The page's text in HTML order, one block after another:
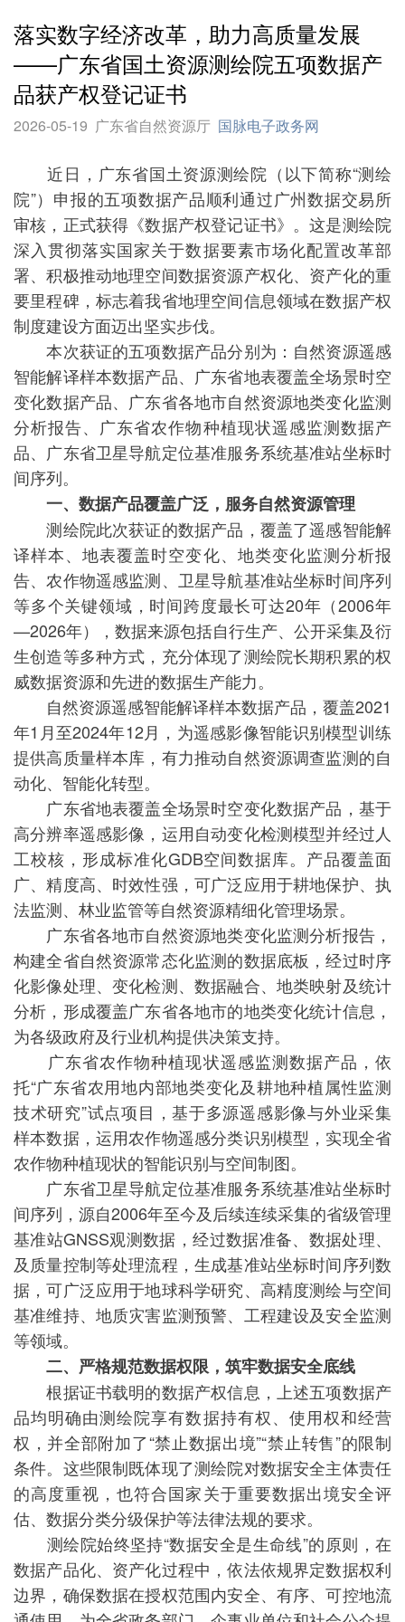
落实数字经济改革，助力高质量发展
——广东省国土资源测绘院五项数据产
品获产权登记证书
2026-05-19 广东省自然资源厅 国脉电子政务网
近日，广东省国土资源测绘院（以下简称“测绘
院”）申报的五项数据产品顺利通过广州数据交易所
审核，正式获得《数据产权登记证书》。这是测绘院
深入贯彻落实国家关于数据要素市场化配置改革部
署、积极推动地理空间数据资源产权化、资产化的重
要里程碑，标志着我省地理空间信息领域在数据产权
制度建设方面迈出坚实步伐。
本次获证的五项数据产品分别为：自然资源遥感
智能解译样本数据产品、广东省地表覆盖全场景时空
变化数据产品、广东省各地市自然资源地类变化监测
分析报告、广东省农作物种植现状遥感监测数据产
品、广东省卫星导航定位基准服务系统基准站坐标时
间序列。
一、数据产品覆盖广泛，服务自然资源管理
测绘院此次获证的数据产品，覆盖了遥感智能解
译样本、地表覆盖时空变化、地类变化监测分析报
告、农作物遥感监测、卫星导航基准站坐标时间序列
等多个关键领域，时间跨度最长可达20年（2006年
—2026年），数据来源包括自行生产、公开采集及衍
生创造等多种方式，充分体现了测绘院长期积累的权
威数据资源和先进的数据生产能力。
自然资源遥感智能解译样本数据产品，覆盖2021
年1月至2024年12月，为遥感影像智能识别模型训练
提供高质量样本库，有力推动自然资源调查监测的自
动化、智能化转型。
广东省地表覆盖全场景时空变化数据产品，基于
高分辨率遥感影像，运用自动变化检测模型并经过人
工校核，形成标准化GDB空间数据库。产品覆盖面
广、精度高、时效性强，可广泛应用于耕地保护、执
法监测、林业监管等自然资源精细化管理场景。
广东省各地市自然资源地类变化监测分析报告，
构建全省自然资源常态化监测的数据底板，经过时序
化影像处理、变化检测、数据融合、地类映射及统计
分析，形成覆盖广东省各地市的地类变化统计信息，
为各级政府及行业机构提供决策支持。
广东省农作物种植现状遥感监测数据产品，依
托“广东省农用地内部地类变化及耕地种植属性监测
技术研究”试点项目，基于多源遥感影像与外业采集
样本数据，运用农作物遥感分类识别模型，实现全省
农作物种植现状的智能识别与空间制图。
广东省卫星导航定位基准服务系统基准站坐标时
间序列，源自2006年至今及后续连续采集的省级管理
基准站GNSS观测数据，经过数据准备、数据处理、
及质量控制等处理流程，生成基准站坐标时间序列数
据，可广泛应用于地球科学研究、高精度测绘与空间
基准维持、地质灾害监测预警、工程建设及安全监测
等领域。
二、严格规范数据权限，筑牢数据安全底线
根据证书载明的数据产权信息，上述五项数据产
品均明确由测绘院享有数据持有权、使用权和经营
权，并全部附加了“禁止数据出境”“禁止转售”的限制
条件。这些限制既体现了测绘院对数据安全主体责任
的高度重视，也符合国家关于重要数据出境安全评
估、数据分类分级保护等法律法规的要求。
测绘院始终坚持“数据安全是生命线”的原则，在
数据产品化、资产化过程中，依法依规界定数据权利
边界，确保数据在授权范围内安全、有序、可控地流